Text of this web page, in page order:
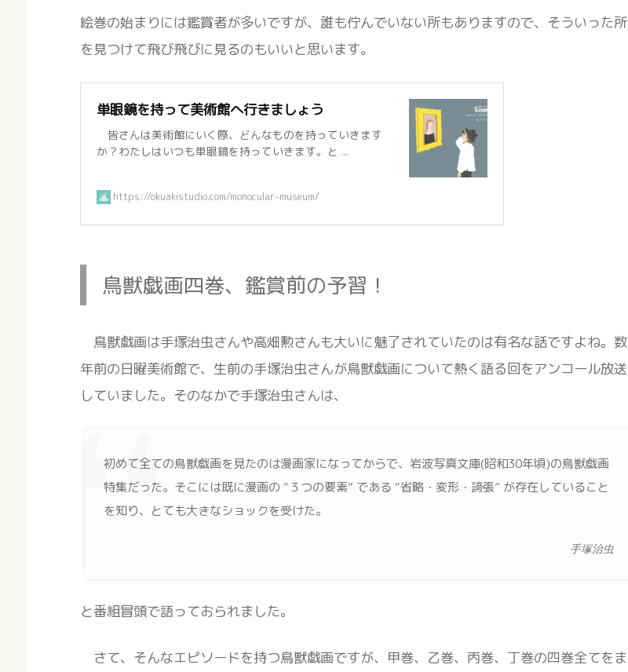
絵巻の始まりには鑑賞者が多いですが、誰も佇んでいない所もありますので、そういった所
を見つけて飛び飛びに見るのもいいと思います。
単眼鏡を持って美術館へ行きましょう
皆さんは美術館にいく際、どんなものを持っていきます
か？わたしはいつも単眼鏡を持っていきます。と ...
https://okuakistudio.com/monocular-museum/
鳥獣戯画四巻、鑑賞前の予習！
鳥獣戯画は手塚治虫さんや高畑勲さんも大いに魅了されていたのは有名な話ですよね。数
年前の日曜美術館で、生前の手塚治虫さんが鳥獣戯画について熱く語る回をアンコール放送
していました。そのなかで手塚治虫さんは、
初めて全ての鳥獣戯画を見たのは漫画家になってからで、岩波写真文庫(昭和30年頃)の鳥獣戯画
特集だった。そこには既に漫画の “３つの要素” である “省略・変形・誇張” が存在していること
を知り、とても大きなショックを受けた。
手塚治虫
と番組冒頭で語っておられました。
さて、そんなエピソードを持つ鳥獣戯画ですが、甲巻、乙巻、丙巻、丁巻の四巻全てをま